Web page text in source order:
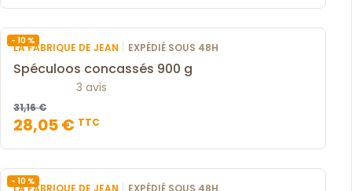
- 10 %
LA FABRIQUE DE JEAN | EXPÉDIÉ SOUS 48H
Spéculoos concassés 900 g
3 avis
31,16 €
28,05 € TTC
- 10 %
LA FABRIQUE DE JEAN EXPÉDIÉ SOUS 48H